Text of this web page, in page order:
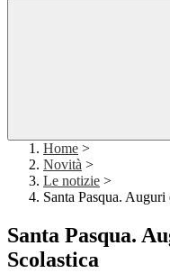
Home >
Novità >
Le notizie >
Santa Pasqua.
Santa Pasqua.
Scolastica